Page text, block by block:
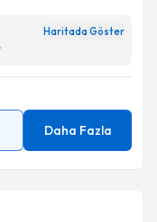
Haritada Göster
Daha Fazla